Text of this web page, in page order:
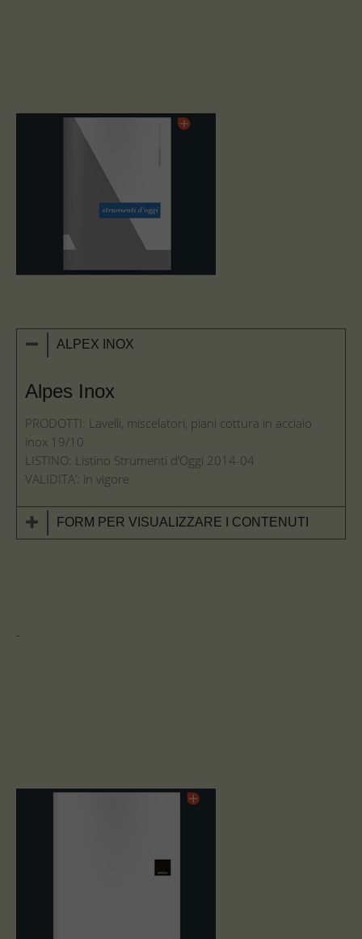
ALPEX INOX
Alpes Inox
PRODOTTI: Lavelli, miscelatori, piani cottura in acciaio
inox 19/10
LISTINO: Listino Strumenti d’Oggi 2014-04
VALIDITA’: in vigore
FORM PER VISUALIZZARE I CONTENUTI